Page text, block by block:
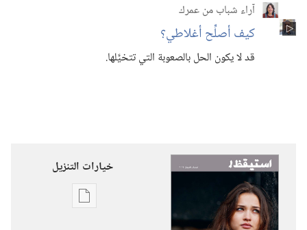
آراء شباب من عمرك
كيف أصلِّح أغلاطي؟‏
قد لا يكون الحل بالصعوبة التي تتخيَّلها.‏
خيارات التنزيل
خيارات